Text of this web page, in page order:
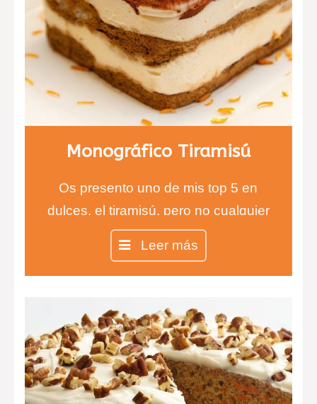
Monográfico Tiramisú
Os presento uno de mis top 5 en
dulces, el tiramisú, pero no cualquier
tiramisú, sino el auténtico tiramisú
Leer más